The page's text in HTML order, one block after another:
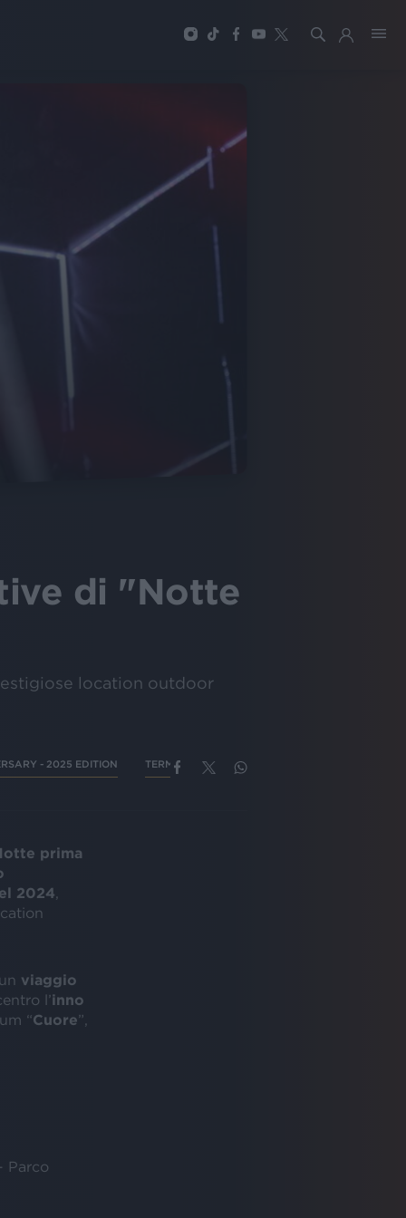
di "Notte
location outdoor
- 2025 EDITION TERME DI CARACALLA
prima
2024
viaggio
l’inno
“Cuore”,
Parco